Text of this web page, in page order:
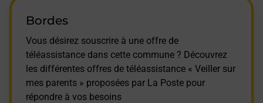
Bordes
Vous désirez souscrire à une offre de
téléassistance dans cette commune ? Découvrez
les différentes offres de téléassistance « Veiller sur
mes parents » proposées par La Poste pour
répondre à vos besoins